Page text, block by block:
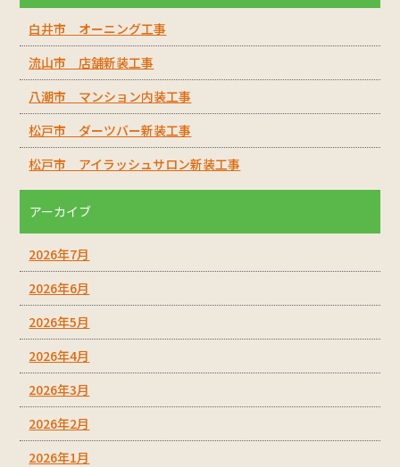
白井市 オーニング工事
流山市 店舗新装工事
八潮市 マンション内装工事
松戸市 ダーツバー新装工事
松戸市 アイラッシュサロン新装工事
アーカイブ
2026年7月
2026年6月
2026年5月
2026年4月
2026年3月
2026年2月
2026年1月